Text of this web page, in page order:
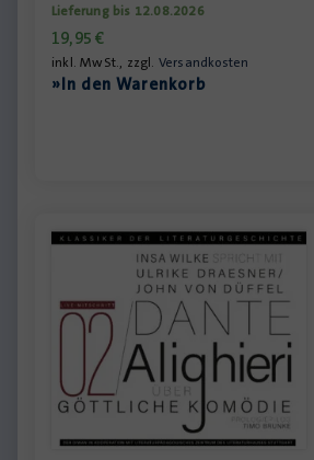
Lieferung bis 12.08.2026
19,95€
inkl. MwSt., zzgl. Versandkosten
»In den Warenkorb